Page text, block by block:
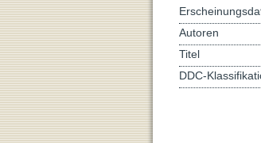
Autoren
Titel
DDC-